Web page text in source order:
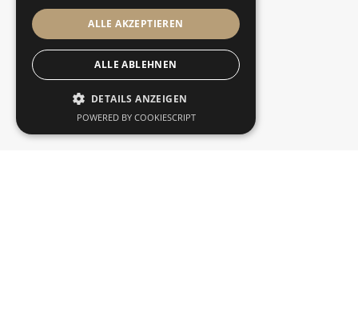
Nachricht
ALLE AKZEPTIEREN
ALLE ABLEHNEN
DETAILS ANZEIGEN
POWERED BY COOKIESCRIPT